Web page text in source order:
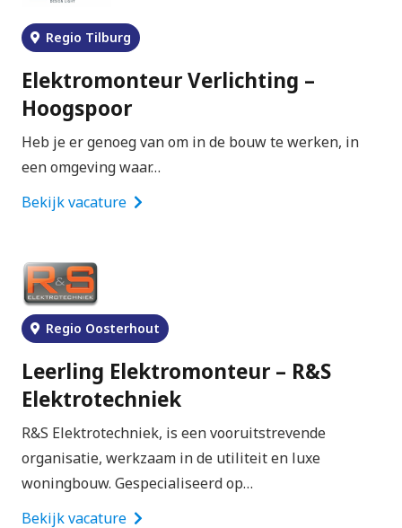
Regio Tilburg
Elektromonteur Verlichting –
Hoogspoor
Heb je er genoeg van om in de bouw te werken, in
een omgeving waar…
Bekijk vacature
Regio Oosterhout
Leerling Elektromonteur – R&S
Elektrotechniek
R&S Elektrotechniek, is een vooruitstrevende
organisatie, werkzaam in de utiliteit en luxe
woningbouw. Gespecialiseerd op…
Bekijk vacature